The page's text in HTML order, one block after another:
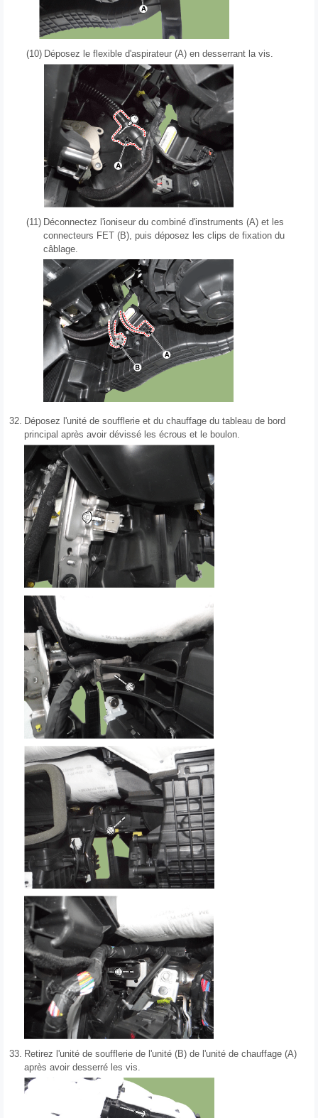
(10) Déposez le flexible d'aspirateur (A) en desserrant la vis.
(11) Déconnectez l'ioniseur du combiné d'instruments (A) et les
connecteurs FET (B), puis déposez les clips de fixation du
câblage.
32. Déposez l'unité de soufflerie et du chauffage du tableau de bord
principal après avoir dévissé les écrous et le boulon.
33. Retirez l'unité de soufflerie de l'unité (B) de l'unité de chauffage (A)
après avoir desserré les vis.